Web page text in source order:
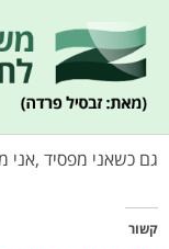
גם כשאני מפסיד ,אני
קשור